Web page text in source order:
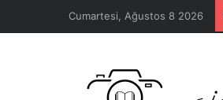
Cumartesi, Ağustos 8 2026